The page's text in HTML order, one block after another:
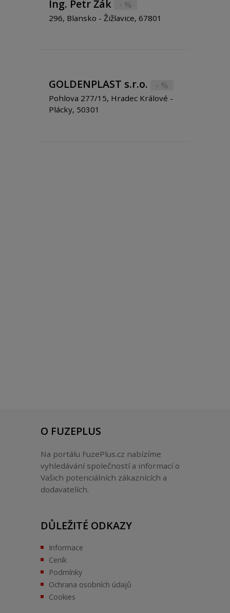
Ing. Petr Žák - %
296, Blansko - Žižlavice, 67801
GOLDENPLAST s.r.o. - %
Pohlova 277/15, Hradec Králové -
Plácky, 50301
O FUZEPLUS
Na portálu FuzePlus.cz nabízíme
vyhledávání společností a informací o
Vašich potenciálních zákaznících a
dodavatelích.
DŮLEŽITÉ ODKAZY
Informace
Ceník
Podmínky
Ochrana osobních údajů
Cookies